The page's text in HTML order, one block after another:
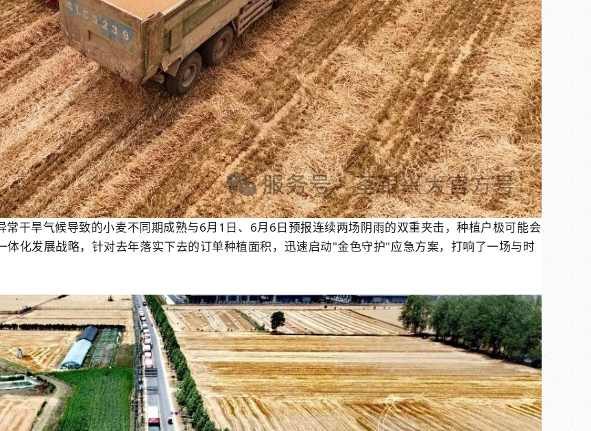
干旱气候导致的小麦不同期成熟与6月 1 日、 6月 6日预报连续两场阴雨的双重夹击，种植户极可能会
化发展战略，针对去年落实下去的订单种植面积，迅速启动"金色守护"应急方案，打响了一场与时